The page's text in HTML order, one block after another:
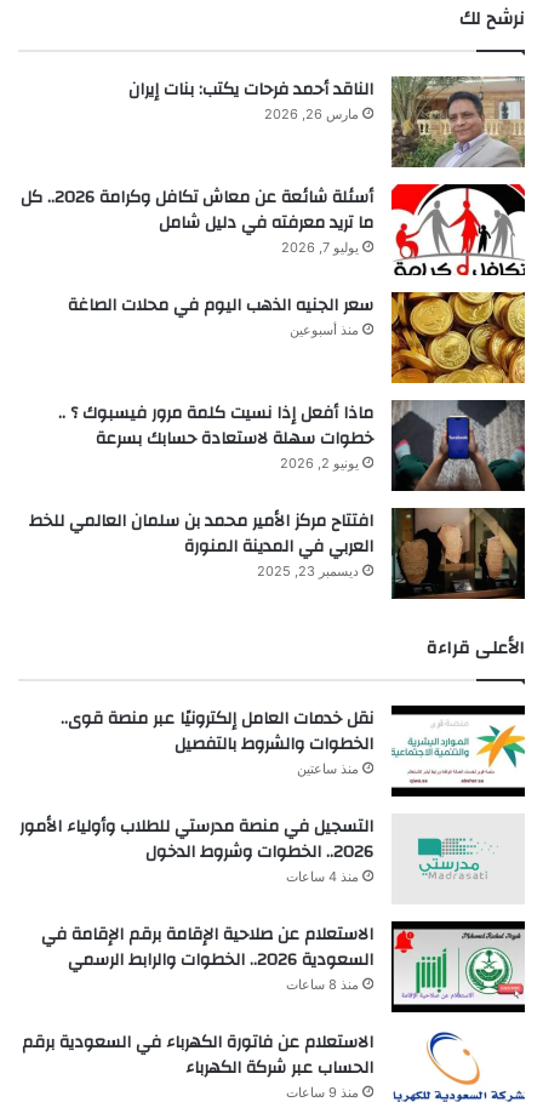
نرشح لك
الناقد أحمد فرحات يكتب: بنات إيران
مارس 26, 2026
أسئلة شائعة عن معاش تكافل وكرامة 2026.. كل
ما تريد معرفته في دليل شامل
يوليو 7, 2026
سعر الجنيه الذهب اليوم في محلات الصاغة
منذ أسبوعين
ماذا أفعل إذا نسيت كلمة مرور فيسبوك ؟ ..
خطوات سهلة لاستعادة حسابك بسرعة
يونيو 2, 2026
افتتاح مركز الأمير محمد بن سلمان العالمي للخط
العربي في المدينة المنورة
ديسمبر 23, 2025
الأعلى قراءة
نقل خدمات العامل إلكترونيًا عبر منصة قوى..
الخطوات والشروط بالتفصيل
منذ ساعتين
التسجيل في منصة مدرستي للطلاب وأولياء الأمور
2026.. الخطوات وشروط الدخول
منذ 4 ساعات
الاستعلام عن صلاحية الإقامة برقم الإقامة في
السعودية 2026.. الخطوات والرابط الرسمي
منذ 8 ساعات
الاستعلام عن فاتورة الكهرباء في السعودية برقم
الحساب عبر شركة الكهرباء
منذ 9 ساعات